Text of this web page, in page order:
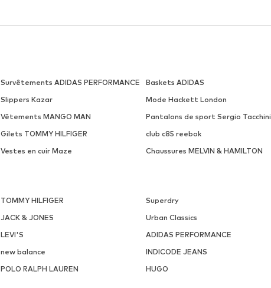
Survêtements ADIDAS PERFORMANCE Baskets ADIDAS
Slippers Kazar Mode Hackett London
Vêtements MANGO MAN Pantalons de sport Sergio Tacchini
Gilets TOMMY HILFIGER club c85 reebok
Vestes en cuir Maze Chaussures MELVIN & HAMILTON
TOMMY HILFIGER Superdry
JACK & JONES Urban Classics
LEVI'S ADIDAS PERFORMANCE
new balance INDICODE JEANS
POLO RALPH LAUREN HUGO